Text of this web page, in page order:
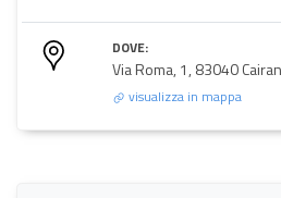
DOVE:
Via Roma, 1, 83040
visualizza in mappa